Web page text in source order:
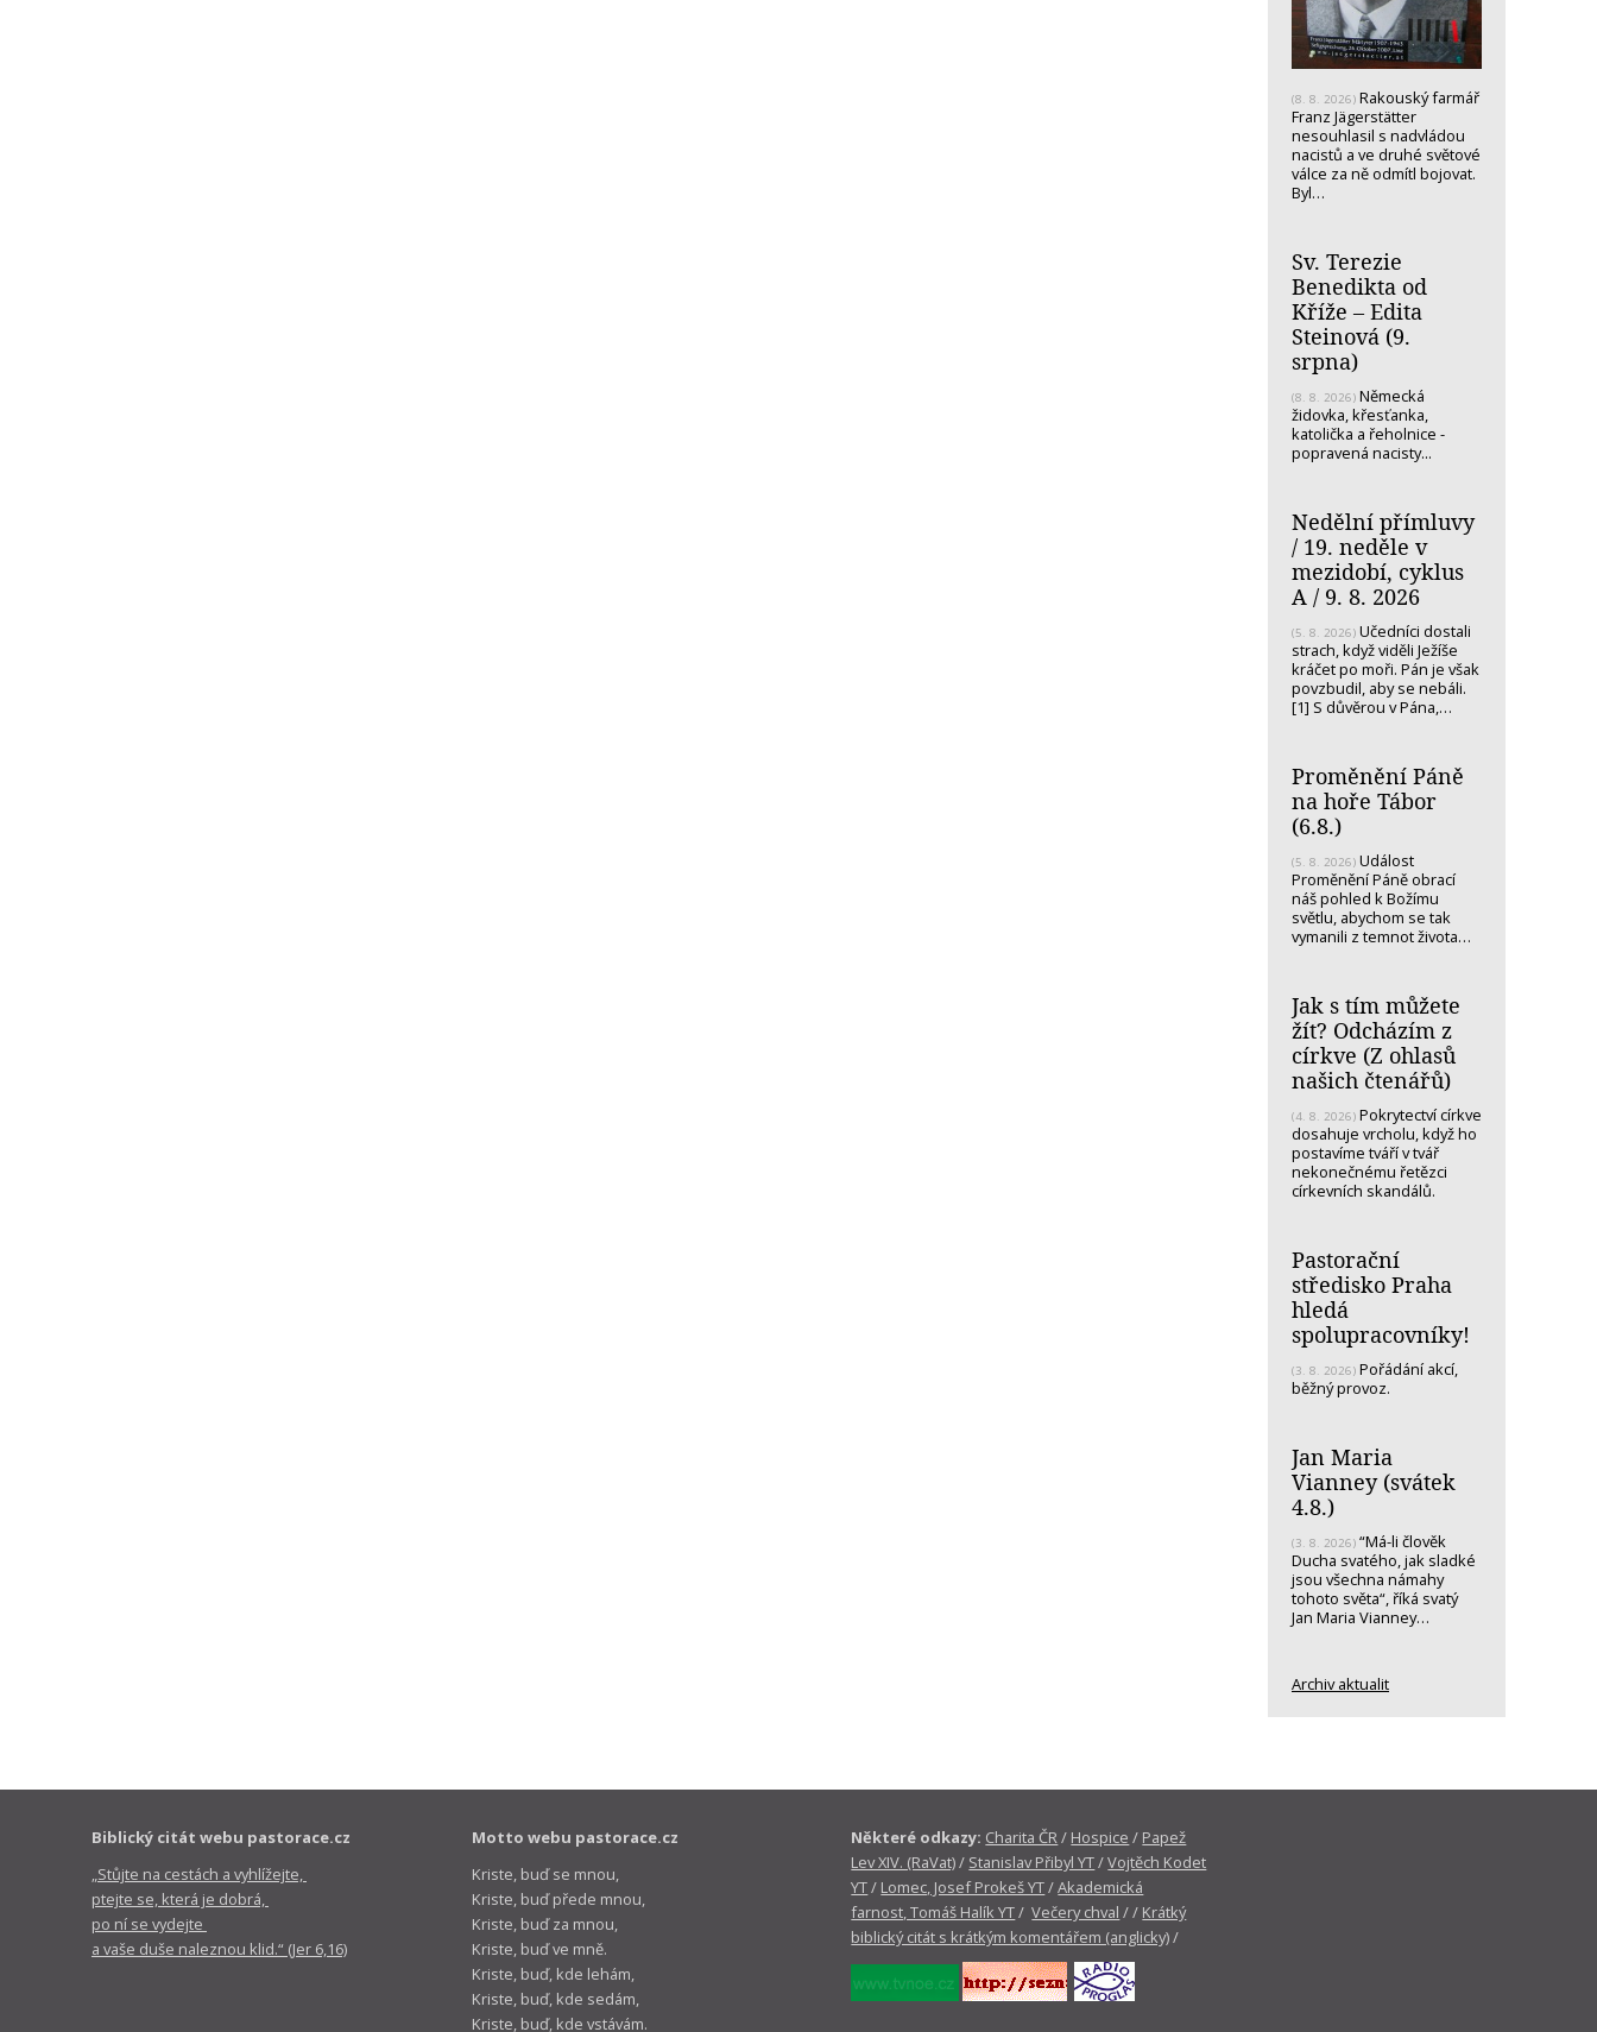
(8. 8. 2026) Rakouský farmář
Franz Jägerstätter
nesouhlasil s nadvládou
nacistů a ve druhé světové
válce za ně odmítl bojovat.
Byl…
Sv. Terezie
Benedikta od
Kříže – Edita
Steinová (9.
srpna)
(8. 8. 2026) Německá
židovka, křesťanka,
katolička a řeholnice -
popravená nacisty...
Nedělní přímluvy
/ 19. neděle v
mezidobí, cyklus
A / 9. 8. 2026
(5. 8. 2026) Učedníci dostali
strach, když viděli Ježíše
kráčet po moři. Pán je však
povzbudil, aby se nebáli.
[1] S důvěrou v Pána,…
Proměnění Páně
na hoře Tábor
(6.8.)
(5. 8. 2026) Událost
Proměnění Páně obrací
náš pohled k Božímu
světlu, abychom se tak
vymanili z temnot života…
Jak s tím můžete
žít? Odcházím z
církve (Z ohlasů
našich čtenářů)
(4. 8. 2026) Pokrytectví církve
dosahuje vrcholu, když ho
postavíme tváří v tvář
nekonečnému řetězci
církevních skandálů.
Pastorační
středisko Praha
hledá
spolupracovníky!
(3. 8. 2026) Pořádání akcí,
běžný provoz.
Jan Maria
Vianney (svátek
4.8.)
(3. 8. 2026) “Má-li člověk
Ducha svatého, jak sladké
jsou všechna námahy
tohoto světa“, říká svatý
Jan Maria Vianney…
Archiv aktualit
Biblický citát webu pastorace.cz
„Stůjte na cestách a vyhlížejte,
ptejte se, která je dobrá,
po ní se vydejte
a vaše duše naleznou klid.“ (Jer 6,16)
Motto webu pastorace.cz
Kriste, buď se mnou,
Kriste, buď přede mnou,
Kriste, buď za mnou,
Kriste, buď ve mně.
Kriste, buď, kde lehám,
Kriste, buď, kde sedám,
Kriste, buď, kde vstávám.
Některé odkazy: Charita ČR/ Hospice / Papež
Lev XIV. (RaVat)/ Stanislav Přibyl YT/Vojtěch Kodet
YT/ Lomec, Josef Prokeš YT/Akademická
farnost, Tomáš Halík YT/Večery chval / / Krátký
biblický citát s krátkým komentářem (anglicky)/